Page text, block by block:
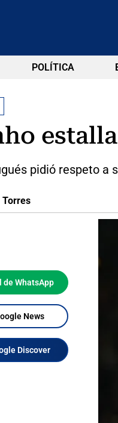
POLÍTICA
pidió respeto a
Torres
de WhatsApp
News
Discover